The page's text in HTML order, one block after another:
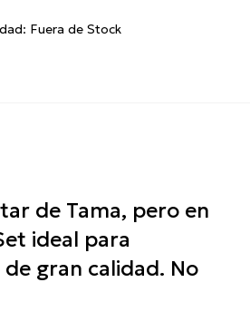
Fuera de Stock
de Tama, pero en
ideal para
gran calidad. No